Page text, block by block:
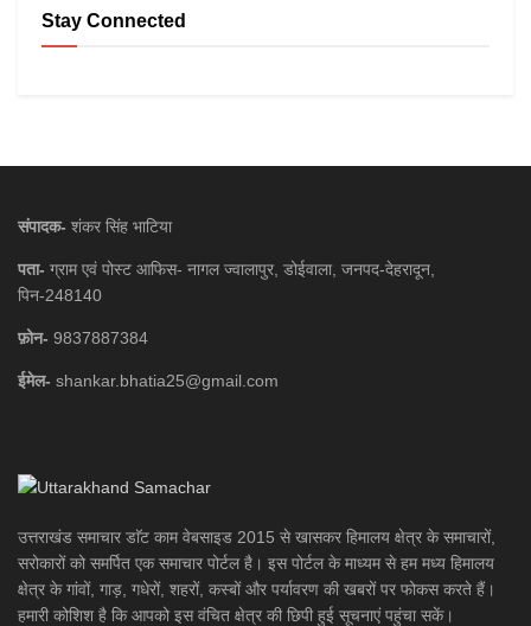
Stay Connected
संपादक- शंकर सिंह भाटिया
पता- ग्राम एवं पोस्ट आफिस- नागल ज्वालापुर, डोईवाला, जनपद-देहरादून,
पिन-248140
फ़ोन- 9837887384
ईमेल- shankar.bhatia25@gmail.com
उत्तराखंड समाचार डाॅट काम वेबसाइड 2015 से खासकर हिमालय क्षेत्र के समाचारों,
सरोकारों को समर्पित एक समाचार पोर्टल है। इस पोर्टल के माध्यम से हम मध्य हिमालय
क्षेत्र के गांवों, गाड़, गधेरों, शहरों, कस्बों और पर्यावरण की खबरों पर फोकस करते हैं।
हमारी कोशिश है कि आपको इस वंचित क्षेत्र की छिपी हुई सूचनाएं पहुंचा सकें।